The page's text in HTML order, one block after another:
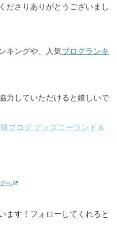
ださりありがとうございまし
キングや、人気ブログランキ
力していただけると嬉しいで
へ
ます！フォローしてくれると